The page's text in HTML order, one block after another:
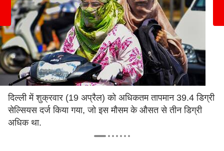
दिल्ली में शुक्रवार (19 अप्रैल) को अधिकतम तापमान 39.4 डिग्री
सेल्सियस दर्ज किया गया, जो इस मौसम के औसत से तीन डिग्री
अधिक था.